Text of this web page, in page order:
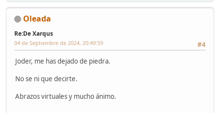
Oleada
Re:De Xarqus
#4
04 de Septiembre de 2024, 20:49:59
Joder, me has dejado de piedra.
No se ni que decirte.
Abrazos virtuales y mucho ánimo.